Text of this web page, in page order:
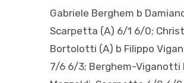
Gabriele Berghem b
Scarpetta (A) 6/1 6/0;
Bortolotti (A) b Filippo
7/6 6/3; Berghem-Viganotti